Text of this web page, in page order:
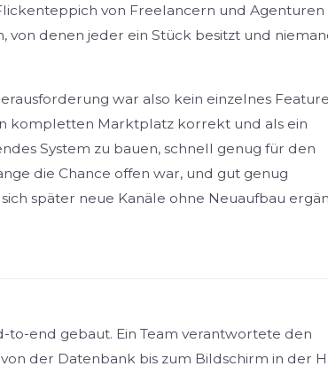
von Freelancern und Agenturen
von denen jeder ein Stück besitzt und
war also kein einzelnes
kompletten Marktplatz korrekt und als ein
System zu bauen, schnell genug für den
die Chance offen war, und gut genug
später neue Kanäle ohne Neuaufbau
to-end gebaut. Ein Team verantwortete den
der Datenbank bis zum Bildschirm in der